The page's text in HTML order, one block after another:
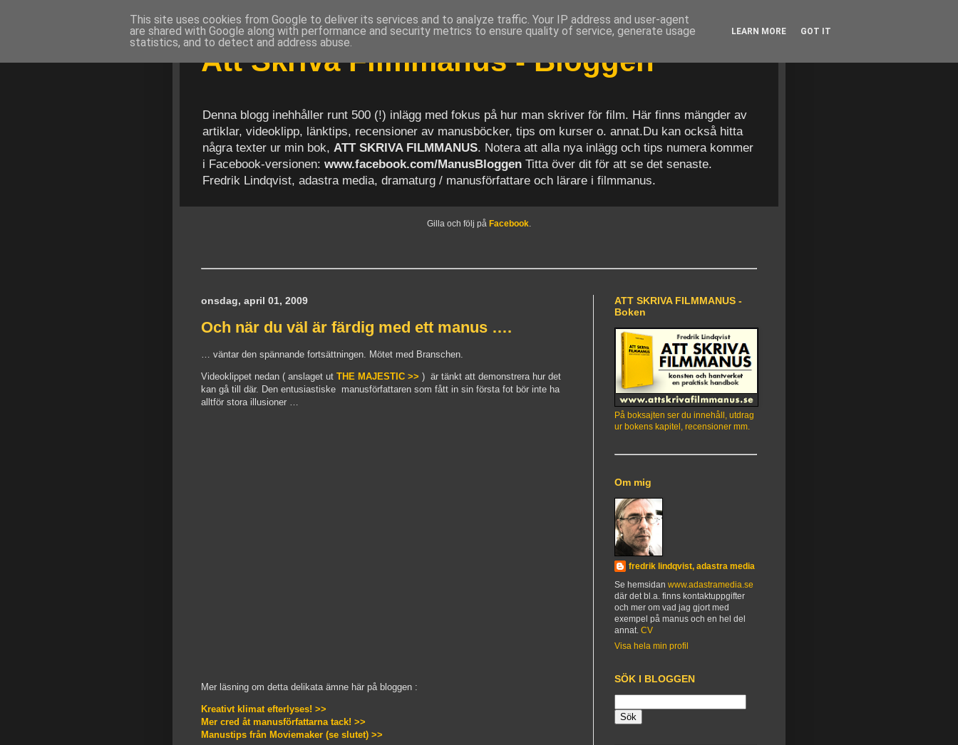
Att Skriva Filmmanus - Bloggen
Denna blogg inehhåller runt 500 (!) inlägg med fokus på hur man skriver för film. Här finns mängder av
artiklar, videoklipp, länktips, recensioner av manusböcker, tips om kurser o. annat.Du kan också hitta
några texter ur min bok, ATT SKRIVA FILMMANUS. Notera att alla nya inlägg och tips numera kommer
i Facebook-versionen: www.facebook.com/ManusBloggen Titta över dit för att se det senaste.
Fredrik Lindqvist, adastra media, dramaturg / manusförfattare och lärare i filmmanus.
Gilla och följ på Facebook.
onsdag, april 01, 2009
Och när du väl är färdig med ett manus ….
… väntar den spännande fortsättningen. Mötet med Branschen.
Videoklippet nedan ( anslaget ut THE MAJESTIC >> ) är tänkt att demonstrera hur det
kan gå till där. Den entusiastiske manusförfattaren som fått in sin första fot bör inte ha
alltför stora illusioner …
Mer läsning om detta delikata ämne här på bloggen :
Kreativt klimat efterlyses! >>
Mer cred åt manusförfattarna tack! >>
Manustips från Moviemaker (se slutet) >>
ATT SKRIVA FILMMANUS -
Boken
På boksajten ser du innehåll, utdrag
ur bokens kapitel, recensioner mm.
Om mig
fredrik lindqvist, adastra media
Se hemsidan www.adastramedia.se
där det bl.a. finns kontaktuppgifter
och mer om vad jag gjort med
exempel på manus och en hel del
annat. CV
Visa hela min profil
SÖK I BLOGGEN
This site uses cookies from Google to deliver its services and to analyze traffic. Your IP address and user-agent
are shared with Google along with performance and security metrics to ensure quality of service, generate usage
statistics, and to detect and address abuse.
LEARN MORE GOT IT